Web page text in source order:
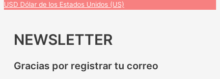
USD Dólar de los Estados Unidos (US)
NEWSLETTER
Gracias por registrar tu correo